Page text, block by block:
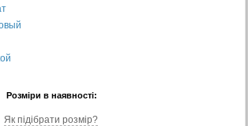
Розміри в наявності:
Як підібрати розмір?